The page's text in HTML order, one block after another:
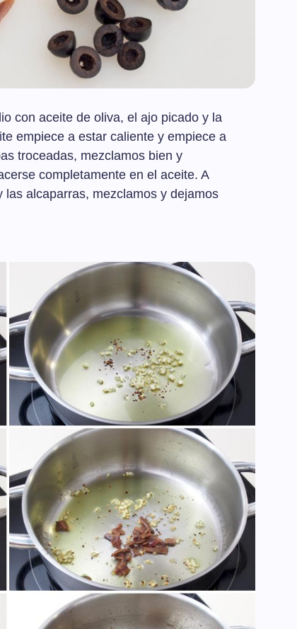
con aceite de oliva, el ajo picado y la
empiece a estar caliente y empiece a
troceadas, mezclamos bien y
completamente en el aceite. A
alcaparras, mezclamos y dejamos